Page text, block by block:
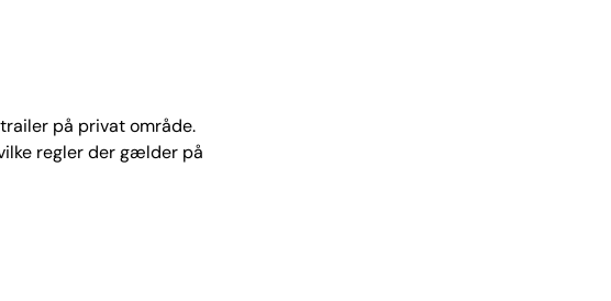
på privat område.
regler der gælder på